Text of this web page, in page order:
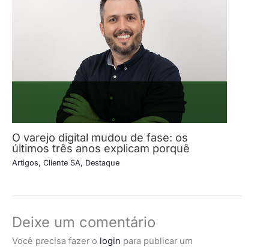
O varejo digital mudou de fase: os
últimos três anos explicam porquê
Artigos, Cliente SA, Destaque
Deixe um comentário
Você precisa fazer o login para publicar um